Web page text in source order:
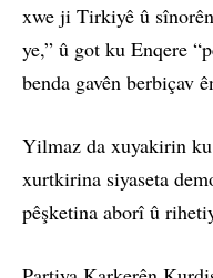
xwe ji Tirkiyê û
ye,” û got ku Enqere
benda gavên berbiçav
Yilmaz da xuyakirin
xurtkirina siyaseta
pêşketina aborî û